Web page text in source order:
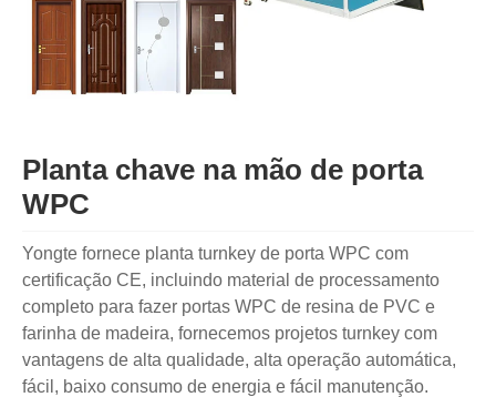
Planta chave na mão de porta
WPC
Yongte fornece planta turnkey de porta WPC com
certificação CE, incluindo material de processamento
completo para fazer portas WPC de resina de PVC e
farinha de madeira, fornecemos projetos turnkey com
vantagens de alta qualidade, alta operação automática,
fácil, baixo consumo de energia e fácil manutenção.